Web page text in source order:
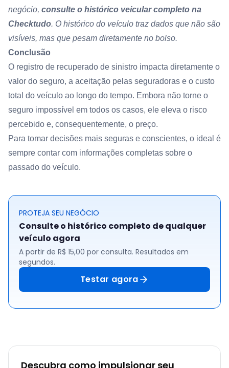
negócio, consulte o histórico veicular completo na
Checktudo. O histórico do veículo traz dados que não são
visíveis, mas que pesam diretamente no bolso.
Conclusão
O registro de recuperado de sinistro impacta diretamente o
valor do seguro, a aceitação pelas seguradoras e o custo
total do veículo ao longo do tempo. Embora não torne o
seguro impossível em todos os casos, ele eleva o risco
percebido e, consequentemente, o preço.
Para tomar decisões mais seguras e conscientes, o ideal é
sempre contar com informações completas sobre o
passado do veículo.
PROTEJA SEU NEGÓCIO
Consulte o histórico completo de qualquer
veículo agora
A partir de R$ 15,00 por consulta. Resultados em
segundos.
Testar agora
Descubra como impulsionar seu